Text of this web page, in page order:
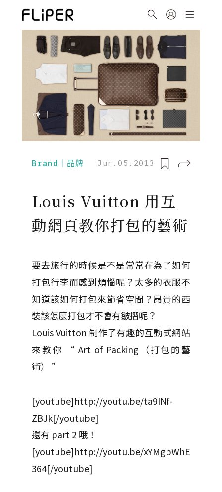
Brand｜品牌 Jun.05.2013
Louis Vuitton 用互
動網頁教你打包的藝術
要去旅行的時候是不是常常在為了如何
打包行李而感到煩惱呢？太多的衣服不
知道該如何打包來節省空間？昂貴的西
裝該怎麼打包才不會有皺摺呢？
Louis Vuitton 制作了有趣的互動式網站
來教你 “ Art of Packing（打包的藝
術） ”
[youtube]http://youtu.be/ta9INf-
ZBJk[/youtube]
還有 part 2 哦！
[youtube]http://youtu.be/xYMgpWhE
364[/youtube]